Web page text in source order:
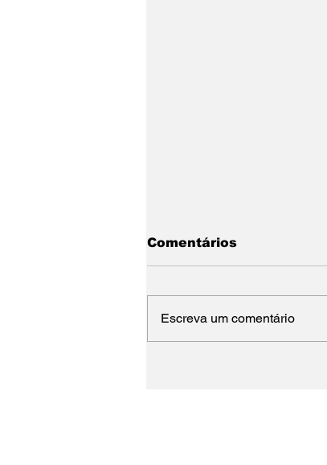
Comentários
Escreva um comentário